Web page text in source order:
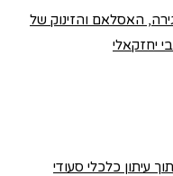
האסלאם והזינוק של
יחזקאלי
עיתון כלכלי סעודי